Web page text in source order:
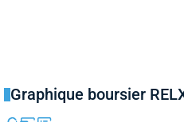
Graphique boursier